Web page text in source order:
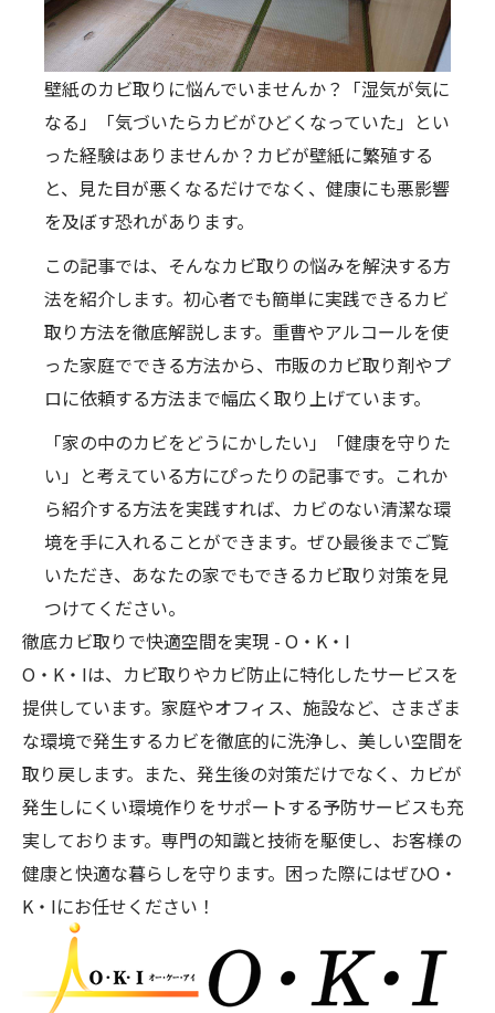
壁紙のカビ取りに悩んでいませんか？「湿気が気に
なる」「気づいたらカビがひどくなっていた」とい
った経験はありませんか？カビが壁紙に繁殖する
と、見た目が悪くなるだけでなく、健康にも悪影響
を及ぼす恐れがあります。
この記事では、そんなカビ取りの悩みを解決する方
法を紹介します。初心者でも簡単に実践できるカビ
取り方法を徹底解説します。重曹やアルコールを使
った家庭でできる方法から、市販のカビ取り剤やプ
ロに依頼する方法まで幅広く取り上げています。
「家の中のカビをどうにかしたい」「健康を守りた
い」と考えている方にぴったりの記事です。これか
ら紹介する方法を実践すれば、カビのない清潔な環
境を手に入れることができます。ぜひ最後までご覧
いただき、あなたの家でもできるカビ取り対策を見
つけてください。
徹底カビ取りで快適空間を実現 - O・K・I
O・K・Iは、 カビ取りやカビ防止に特化したサービスを
提供しています。家庭やオフィス、施設など、さまざま
な環境で発生するカビを徹底的に洗浄し、美しい空間を
取り戻します。また、発生後の対策だけでなく、カビが
発生しにくい環境作りをサポートする予防サービスも充
実しております。専門の知識と技術を駆使し、お客様の
健康と快適な暮らしを守ります。困った際にはぜひO・
K・Iにお任せください！